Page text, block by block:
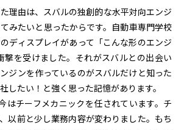
理由は、スバルの独創的な水平対向エンジ
みたいと思ったからです。自動車専門学校
ディスプレイがあって「こんな形のエンジ
撃を受けました。それがスバルとの出会い
ジンを作っているのがスバルだけと知った
したい！と強く思った記憶があります。
はチーフメカニックを任されています。チ
以前と少し業務内容が変わりました。もち